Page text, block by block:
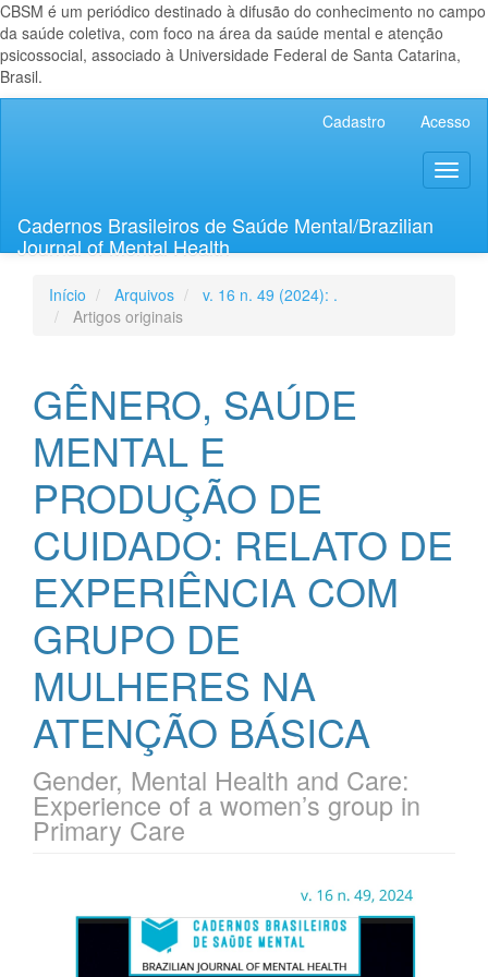
CBSM é um periódico destinado à difusão do conhecimento no campo
da saúde coletiva, com foco na área da saúde mental e atenção
psicossocial, associado à Universidade Federal de Santa Catarina,
Brasil.
Lateral
Cadastro Acesso
Cadernos Brasileiros de Saúde Mental/Brazilian
Journal of Mental Health
Início Arquivos
v. 16 n. 49 (2024): .
Artigos originais
GÊNERO, SAÚDE
MENTAL E
PRODUÇÃO DE
CUIDADO: RELATO DE
EXPERIÊNCIA COM
GRUPO DE
MULHERES NA
ATENÇÃO BÁSICA
Gender, Mental Health and Care:
Experience of a women’s group in
Primary Care
lateral